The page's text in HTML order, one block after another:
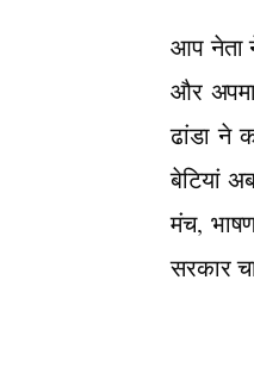
आप नेता
और
ढांडा ने
बेटियां
मंच,
सरकार